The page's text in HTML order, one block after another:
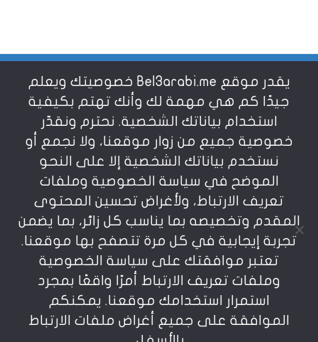
شروط الاستخدام
سياسة الخصوصية
عن بالعربي
يمنع نسخ أو إعادة استخدام المواد المنشورة على
موقعنا تحت طائلة المسؤولية، إن أي استخدام أو إعادة
نشر أو إجتزاء بدون اذن خطي مسبق يعد انتهاكاُ لشروط
يقدر موقع Bel3arabi.me خصوصيتك ويعلم
جيدًا كم هي مهمة لك وأنك تهتم بكيفية
استخدام بياناتك الشخصية. نحترم ونقدّر
خصوصية جميع من زوار موقعنا، ولا نجمع أو
نستخدم بياناتك الشخصية إلا على النحو
الموضح في سياسة الخصوصية وملفات
تعريف الارتباط، ولأغراض تحسين المحتوى
المقدم وتخصيصه بما يناسب كل زائر، بما يضمن
تجربة إيجابية في كل مرة تتصفح بها موقعنا.
تعتبر موافقتك على سياسة الخصوصية
وملفات تعريف الارتباط أمرًا واقعًا بمجرد
استمرار استخدامك موقعنا. يمكنكم
الموافقة على جميع أغراض ملفات الارتباط